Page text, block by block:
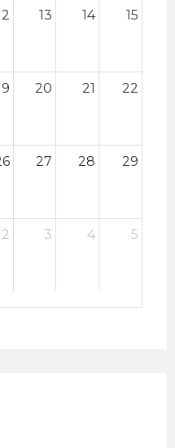
13 14 15
20 21 22
27 28 29
2 3 4 5